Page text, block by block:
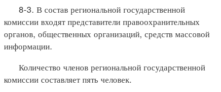
8-3. В состав региональной государственной
комиссии входят представители правоохранительных
органов, общественных организаций, средств массовой
информации.
Количество членов региональной государственной
комиссии составляет пять человек.